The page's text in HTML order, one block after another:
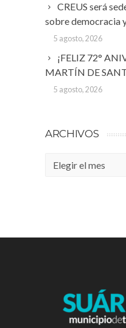
CREUS será
sobre democracia
5 agosto, 2026
¡FELIZ 72°
MARTÍN DE
5 agosto, 2026
ARCHIVOS
Archivos